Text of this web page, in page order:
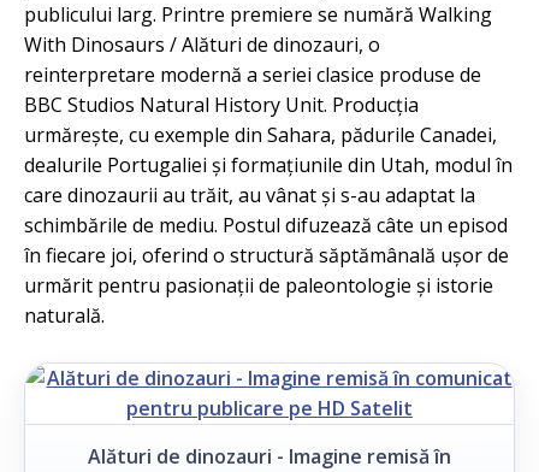
publicului larg. Printre premiere se numără Walking
With Dinosaurs / Alături de dinozauri, o
reinterpretare modernă a seriei clasice produse de
BBC Studios Natural History Unit. Producția
urmărește, cu exemple din Sahara, pădurile Canadei,
dealurile Portugaliei și formațiunile din Utah, modul în
care dinozaurii au trăit, au vânat și s-au adaptat la
schimbările de mediu. Postul difuzează câte un episod
în fiecare joi, oferind o structură săptămânală ușor de
urmărit pentru pasionații de paleontologie și istorie
naturală.
Alături de dinozauri - Imagine remisă în